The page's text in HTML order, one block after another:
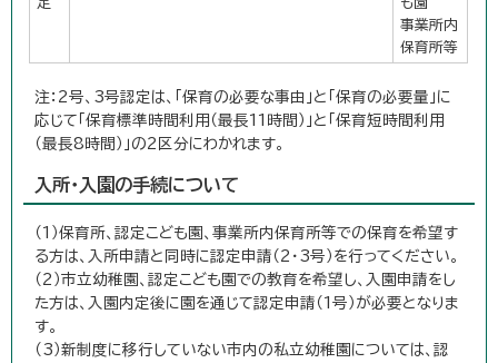
事業所内
保育所等
注：2号、3号認定は、「保育の必要な事由」と「保育の必要量」に
応じて「保育標準時間利用（最長11時間）」と「保育短時間利用
（最長8時間）」の2区分にわかれます。
入所・入園の手続について
（1）保育所、認定こども園、事業所内保育所等での保育を希望す
る方は、入所申請と同時に認定申請（2・3号）を行ってください。
（2）市立幼稚園、認定こども園での教育を希望し、入園申請をし
た方は、入園内定後に園を通じて認定申請（1号）が必要となりま
す。
（3）新制度に移行していない市内の私立幼稚園については、認